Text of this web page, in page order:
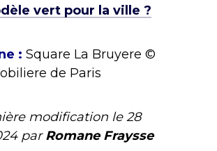
vert pour la ville ?
: Square La Bruyere ©
de Paris
modification le28
parRomane Fraysse